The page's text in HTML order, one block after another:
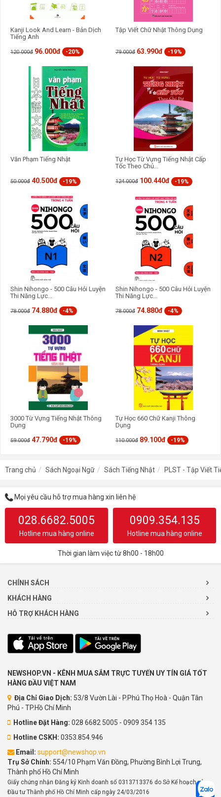
Kanji Look And Learn - Bản Dịch
Tiếng Anh
120.000đ 96.000đ -20%
Tập Viết Chữ Nhật Thông Dụng
79.000đ 63.990đ -19%
Văn Phạm Tiếng Nhật
50.000đ 40.500đ -19%
Tự Học Từ Vựng Tiếng Nhật Cấp
Tốc Theo Chủ...
124.000đ 100.440đ -19%
Shin Nihongo - 500 Câu Hỏi Luyện
Thi Năng Lực...
78.000đ 74.880đ -4%
Shin Nihongo - 500 Câu Hỏi Luyện
Thi Năng Lực...
78.000đ 74.880đ -4%
3000 Từ Vựng Tiếng Nhật Thông
Dụng
59.000đ 47.790đ -19%
Tự Học 660 Chữ Kanji Thông
Dụng
110.000đ 89.100đ -19%
Trang chủ Sách Ngoại Ngữ Sách Tiếng Nhật PLST - Tập Viết
Mọi yêu cầu hỗ trợ mua hàng xin liên hệ
028.6682.5005
Hotline mua hàng online
0909.354.135
Hotline mua hàng online
Thời gian làm việc từ 8h00 - 18h00
CHÍNH SÁCH
KHÁCH HÀNG
HỖ TRỢ KHÁCH HÀNG
NEWSHOP.VN - KÊNH MUA SẮM TRỰC TUYẾN UY TÍN GIÁ TỐT
HÀNG ĐẦU VIỆT NAM
Địa Chỉ Giao Dịch: 53/8 Vườn Lài - P.Phú Thọ Hoà - Quận Tân
Phú - TP.Hồ Chí Minh
Hotline Đặt Hàng: 028 6682 5005 - 0909 354 135
Hotline CSKH: 0353.854.946
Email: support@newshop.vn
Trụ Sở Chính: 554/10 Phạm Văn Đồng, Phường Bình Lợi Trung,
Thành phố Hồ Chí Minh
Giấy chứng nhận Đăng ký Kinh doanh số 0313713376 do Sở Kế hoạch và
Đầu tư Thành phố Hồ Chí Minh cấp ngày 24/03/2016